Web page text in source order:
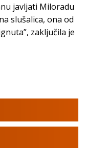
javljati Miloradu
slušalica, ona od
zaključila je